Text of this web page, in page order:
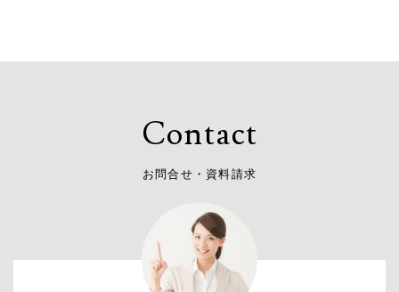
Contact
お 問合せ ・ 資料請求